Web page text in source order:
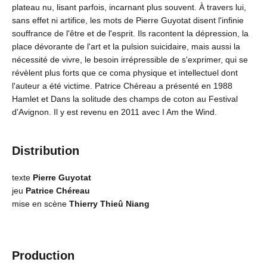
plateau nu, lisant parfois, incarnant plus souvent. À travers lui,
sans effet ni artifice, les mots de Pierre Guyotat disent l'infinie
souffrance de l'être et de l'esprit. Ils racontent la dépression, la
place dévorante de l'art et la pulsion suicidaire, mais aussi la
nécessité de vivre, le besoin irrépressible de s'exprimer, qui se
révèlent plus forts que ce coma physique et intellectuel dont
l'auteur a été victime. Patrice Chéreau a présenté en 1988
Hamlet et Dans la solitude des champs de coton au Festival
d'Avignon. Il y est revenu en 2011 avec I Am the Wind.
Distribution
texte Pierre Guyotat
jeu Patrice Chéreau
mise en scène Thierry Thieû Niang
Production